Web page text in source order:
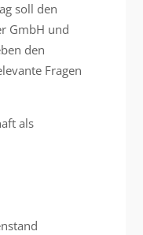
soll den
GmbH und
den
Fragen
als